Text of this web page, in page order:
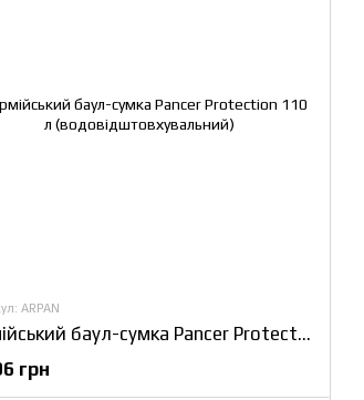
ARPAN
Армійський баул-сумка Pancer Protection 110 л (водовідштовхувальний)
грн